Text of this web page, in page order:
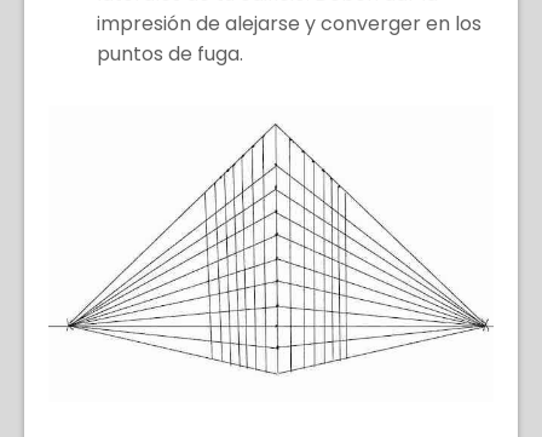
impresión de alejarse y converger en los
puntos de fuga.